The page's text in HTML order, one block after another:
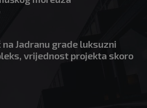
Jadranu grade luksuzni
vrijednost projekta skoro